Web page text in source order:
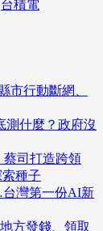
台積電
市行動斷網、
測什麼？政府沒
蔡司打造跨領
種子
灣第一份AI新
方發錢、領取